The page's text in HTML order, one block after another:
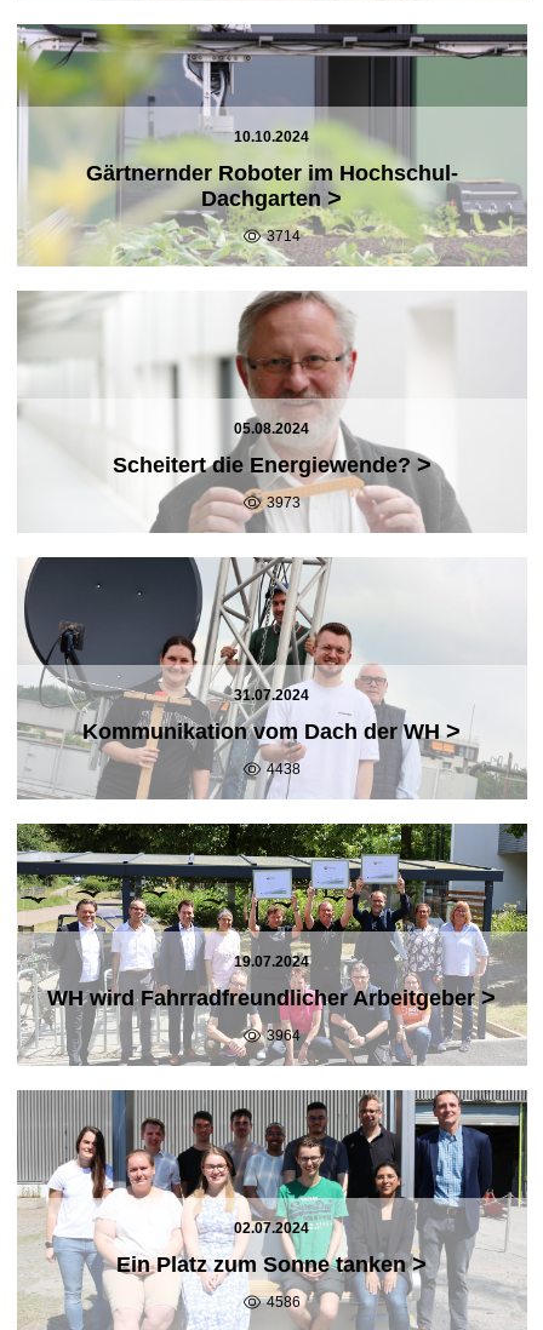
10.10.2024
Gärtnernder Roboter im Hochschul-
Dachgarten >
3714
05.08.2024
Scheitert die Energiewende?>
3973
31.07.2024
Kommunikation vom Dach der WH>
4438
19.07.2024
WH wird Fahrradfreundlicher Arbeitgeber>
3964
02.07.2024
Ein Platz zum Sonne tanken>
4586